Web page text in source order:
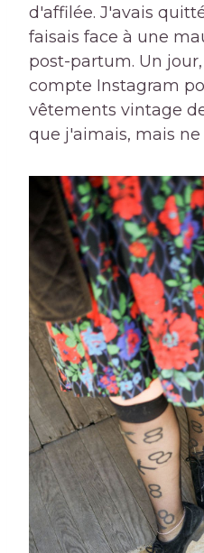
d'affilée. J'avais
faisais face à une
post-partum. Un
compte Instagram
vêtements vintage
que j'aimais, mais ne